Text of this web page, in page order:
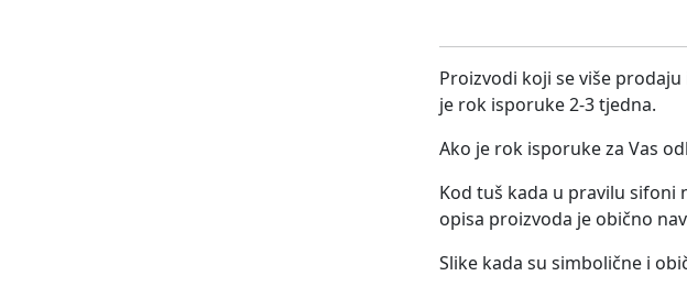
Proizvodi koji se više
je rok isporuke 2-3 tjedna.
Ako je rok isporuke za Vas
Kod tuš kada u pravilu sifoni
opisa proizvoda je obično
Slike kada su simbolične i